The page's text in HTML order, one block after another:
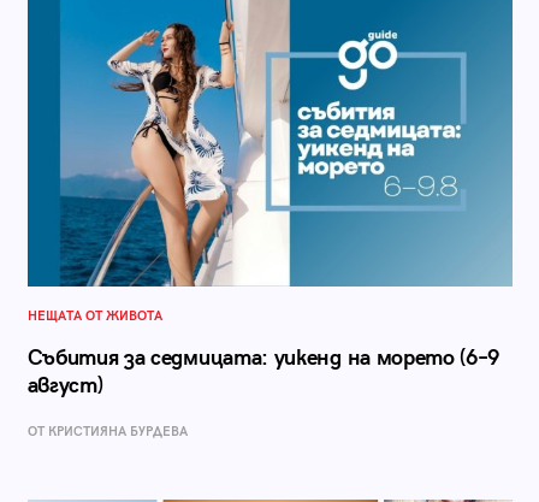
НЕЩАТА ОТ ЖИВОТА
Събития за седмицата: уикенд на морето (6–9
август)
ОТ КРИСТИЯНА БУРДЕВА